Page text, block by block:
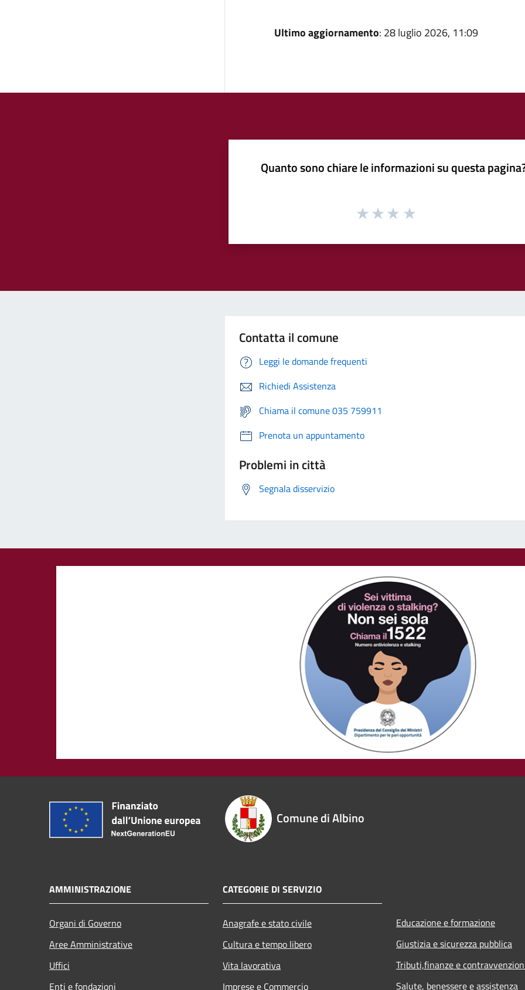
Ultimo aggiornamento: 28 luglio 2026, 11:09
Quanto sono chiare le informazioni su questa
Contatta il comune
Leggi le domande frequenti
Richiedi Assistenza
Chiama il comune 035 759911
Prenota un appuntamento
Problemi in città
Segnala disservizio
Comune di Albino
AMMINISTRAZIONE
Organi di Governo
Aree Amministrative
Uffici
Enti e fondazioni
CATEGORIE DI SERVIZIO
Anagrafe e stato civile
Cultura e tempo libero
Vita lavorativa
Imprese e Commercio
Educazione e formazione
Giustizia e sicurezza pubblica
Tributi,finanze e
Salute, benessere e assistenza